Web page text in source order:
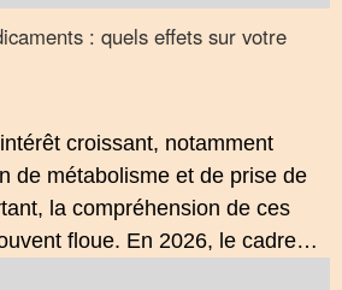
: quels effets sur votre
croissant, notamment
de métabolisme et de prise de
la compréhension de ces
floue. En 2026, le cadre
des règles strictes : seuls les